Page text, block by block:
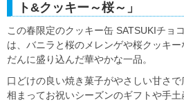
ト&クッキー～桜～」
この春限定のクッキー缶 SATSUKIチョ
は、バニラと桜のメレンゲや桜クッキ
だんに盛り込んだ華やかな一品。
口どけの良い焼き菓子がやさしい甘さ
相まってお祝いシーズンのギフトや手土